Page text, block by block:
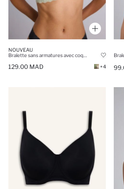
NOUVEAU
129.00 MAD +4